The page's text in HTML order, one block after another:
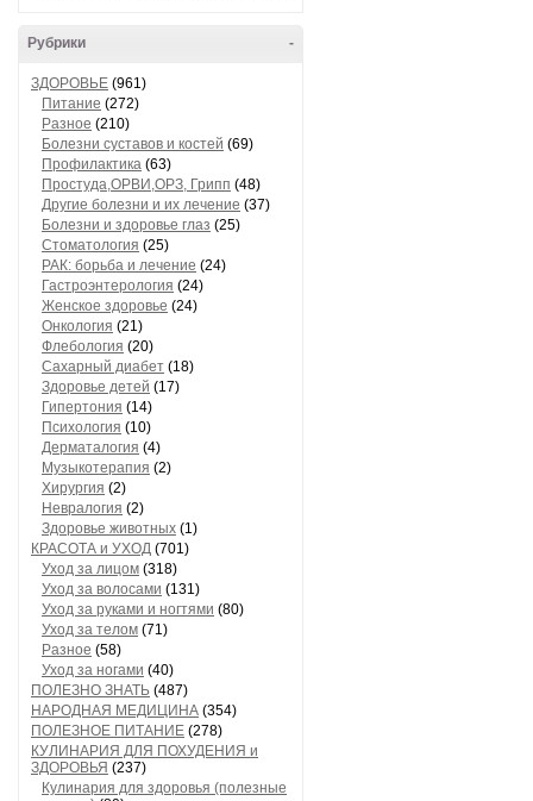
-
Рубрики
ЗДОРОВЬЕ (961)
Питание (272)
Разное (210)
Болезни суставов и костей (69)
Профилактика (63)
Простуда,ОРВИ,ОРЗ, Грипп (48)
Другие болезни и их лечение (37)
Болезни и здоровье глаз (25)
Стоматология (25)
РАК: борьба и лечение (24)
Гастроэнтерология (24)
Женское здоровье (24)
Онкология (21)
Флебология (20)
Сахарный диабет (18)
Здоровье детей (17)
Гипертония (14)
Психология (10)
Дерматалогия (4)
Музыкотерапия (2)
Хирургия (2)
Невралогия (2)
Здоровье животных (1)
КРАСОТА и УХОД (701)
Уход за лицом (318)
Уход за волосами (131)
Уход за руками и ногтями (80)
Уход за телом (71)
Разное (58)
Уход за ногами (40)
ПОЛЕЗНО ЗНАТЬ (487)
НАРОДНАЯ МЕДИЦИНА (354)
ПОЛЕЗНОЕ ПИТАНИЕ (278)
КУЛИНАРИЯ ДЛЯ ПОХУДЕНИЯ и
ЗДОРОВЬЯ (237)
Кулинария для здоровья (полезные